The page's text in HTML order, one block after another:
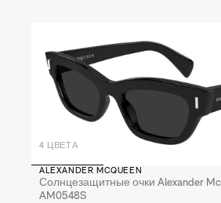
4 ЦВЕТА
ALEXANDER MCQUEEN
Солнцезащитные очки Alexander
AM0548S